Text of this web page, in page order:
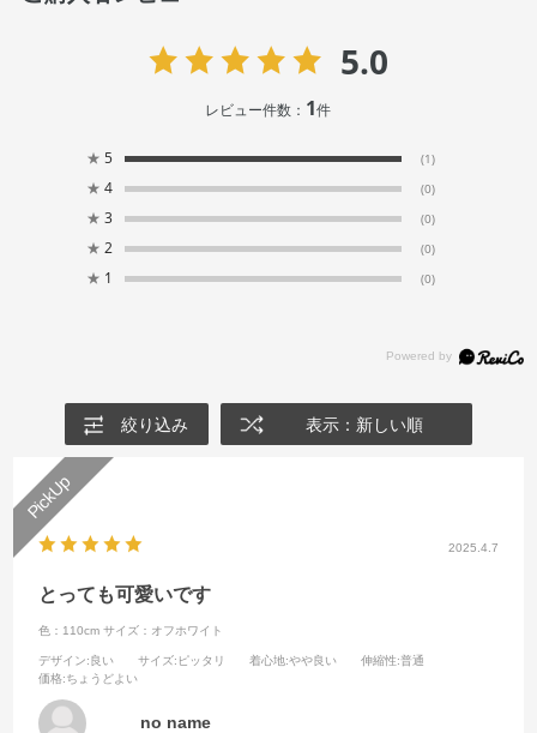
5.0
レビュー件数： 1件
★ 5 (1)
★ 4 (0)
★ 3 (0)
★ 2 (0)
★ 1 (0)
絞り込み 表示：新しい順
2025.4.7
とっても可愛いです
色：110cm サイズ：オフホワイト
デザイン:良い サイズ:ピッタリ 着心地:やや良い 伸縮性:普通
価格:ちょうどよい
no name